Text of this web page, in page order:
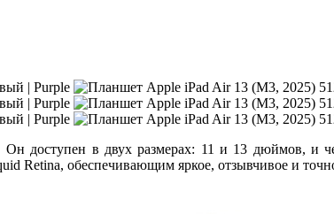
в двух размерах: 11 и 13 дюймов, и
Retina, обеспечивающим яркое, отзывчивое и